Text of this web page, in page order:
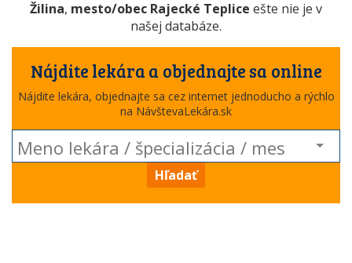
Žilina, mesto/obec Rajecké Teplice ešte nie je v
našej databáze.
Nájdite lekára a objednajte sa online
Nájdite lekára, objednajte sa cez internet jednoducho a rýchlo
na NávštevaLekára.sk
Hľadať